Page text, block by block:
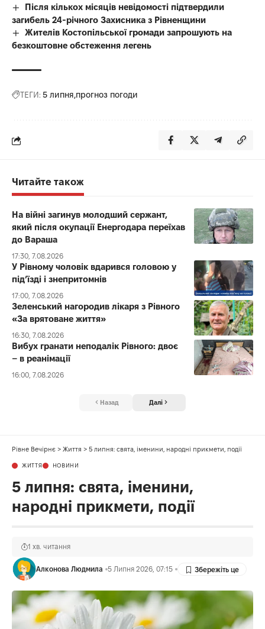
Після кількох місяців невідомості підтвердили
загибель 24-річного Захисника з Рівненщини
Жителів Костопільської громади запрошують на
безкоштовне обстеження легень
ТЕГИ: 5 липня прогноз погоди
Читайте також
На війні загинув молодший сержант,
який після окупації Енергодара переїхав
до Вараша
17:30, 7.08.2026
У Рівному чоловік вдарився головою у
під’їзді і знепритомнів
17:00, 7.08.2026
Зеленський нагородив лікаря з Рівного
«За врятоване життя»
16:30, 7.08.2026
Вибух гранати неподалік Рівного: двоє
– в реанімації
16:00, 7.08.2026
Назад Далі
Рівне Вечірнє > Життя > 5 липня: свята, іменини, народні прикмети, події
ЖИТТЯ НОВИНИ
5 липня: свята, іменини,
народні прикмети, події
Алконова Людмила 5 Липня 2026, 07:15
1 хв. читання